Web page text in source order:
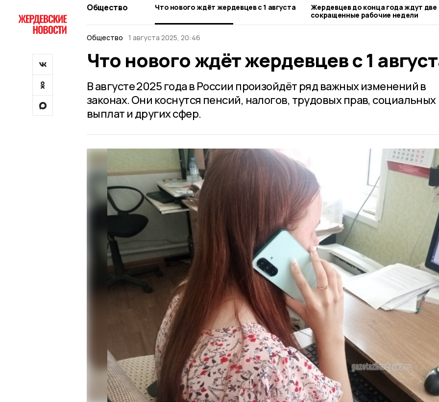
Общество Что нового ждёт жердевцев с 1 августа
Жердевцев до конца года ждут две
сокращенные рабочие недели
Общество
1 августа 2025, 20:46
Что нового ждёт жердевцев с 1
В августе 2025 года в России произойдёт ряд важных изменений в
законах. Они коснутся пенсий, налогов, трудовых прав, социальных
выплат и других сфер.